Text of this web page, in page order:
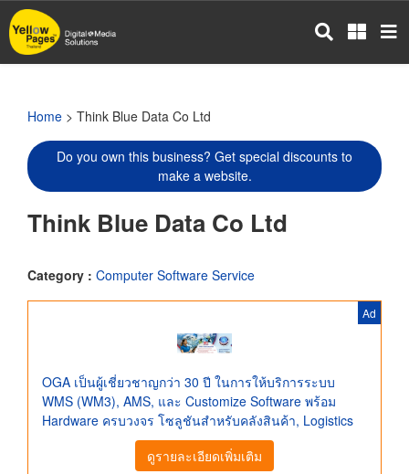
Skip
to
main
Home > Think Blue Data Co Ltd
Do you own this business? Get special discounts to
make a website.
Think Blue Data Co Ltd
Category : Computer Software Service
Ad
OGA เป็นผู้เชี่ยวชาญกว่า 30 ปี ในการให้บริการระบบ
WMS (WM3), AMS, และ Customize Software พร้อม
Hardware ครบวงจร โซลูชันสำหรับคลังสินค้า, Logistics
ดูรายละเอียดเพิ่มเติม